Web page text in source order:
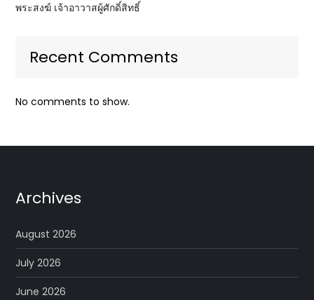
พระสงฆ์ เจ้าอาวาสผู้ศักดิ์สิทธิ์
Recent Comments
No comments to show.
Archives
August 2026
July 2026
June 2026